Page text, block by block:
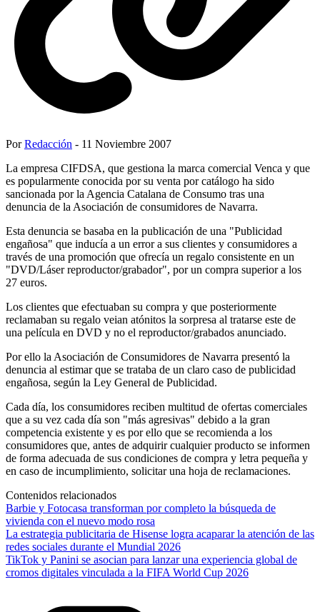
PorRedacción - 11 Noviembre 2007
La empresa CIFDSA, que gestiona la marca comercial Venca y que
es popularmente conocida por su venta por catálogo ha sido
sancionada por la Agencia Catalana de Consumo tras una
denuncia de la Asociación de consumidores de Navarra.
Esta denuncia se basaba en la publicación de una "Publicidad
engañosa" que inducía a un error a sus clientes y consumidores a
través de una promoción que ofrecía un regalo consistente en un
"DVD/Láser reproductor/grabador", por un compra superior a los
27 euros.
Los clientes que efectuaban su compra y que posteriormente
reclamaban su regalo veian atónitos la sorpresa al tratarse este de
una película en DVD y no el reproductor/grabados anunciado.
Por ello la Asociación de Consumidores de Navarra presentó la
denuncia al estimar que se trataba de un claro caso de publicidad
engañosa, según la Ley General de Publicidad.
Cada día, los consumidores reciben multitud de ofertas comerciales
que a su vez cada día son "más agresivas" debido a la gran
competencia existente y es por ello que se recomienda a los
consumidores que, antes de adquirir cualquier producto se informen
de forma adecuada de sus condiciones de compra y letra pequeña y
en caso de incumplimiento, solicitar una hoja de reclamaciones.
Contenidos relacionados
Barbie y Fotocasa transforman por completo la búsqueda de
vivienda con el nuevo modo rosa
La estrategia publicitaria de Hisense logra acaparar la atención de las
redes sociales durante el Mundial 2026
TikTok y Panini se asocian para lanzar una experiencia global de
cromos digitales vinculada a la FIFA World Cup 2026